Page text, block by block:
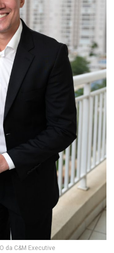
da C&M Executive